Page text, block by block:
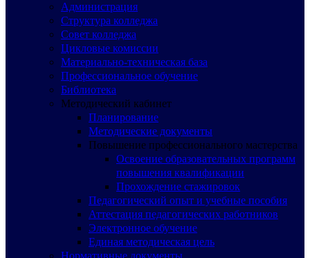
Администрация
Структура колледжа
Совет колледжа
Цикловые комиссии
Материально-техническая база
Профессиональное обучение
Библиотека
Методический кабинет
Планирование
Методические документы
Повышение профессионального мастерства
Освоение образовательных программ
повышения квалификации
Прохождение стажировок
Педагогический опыт и учебные пособия
Аттестация педагогических работников
Электронное обучение
Единая методическая цель
Нормативные документы